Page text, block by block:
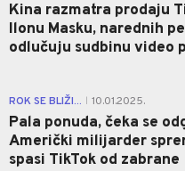
Kina razmatra prodaju
Ilonu Masku, narednih
odlučuju sudbinu video
ROK SE BLIŽI... 10.01.2025.
Pala ponuda, čeka se
Američki milijarder
spasi TikTok od zabrane